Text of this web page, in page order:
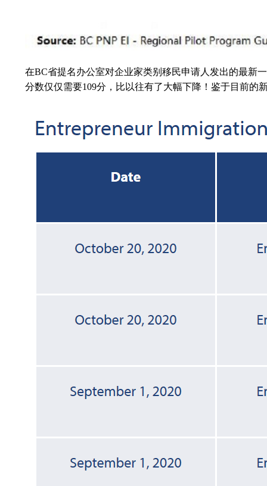
在BC省提名办公室对企业家类别移民申请人发出的最新
分数仅仅需要109分，比以往有了大幅下降！鉴于目前的